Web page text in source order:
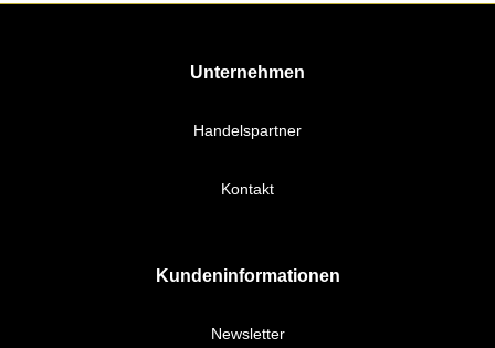
Unternehmen
Handelspartner
Kontakt
Kundeninformationen
Newsletter